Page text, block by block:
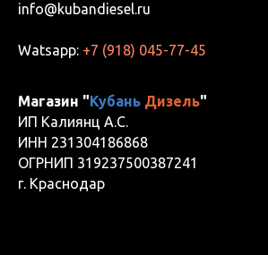
info@kubandiesel.ru
Watsapp: +7 (918) 045-77-45
Магазин "Кубань Дизель"
ИП Калиянц А.С.
ИНН 231304186868
ОГРНИП 319237500387241
г. Краснодар